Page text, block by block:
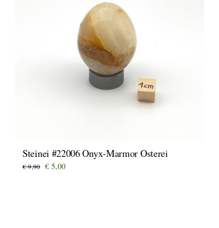
Steinei #22006 Onyx-Marmor Osterei
€9,90 Ursprünglicher
€5,00Aktueller